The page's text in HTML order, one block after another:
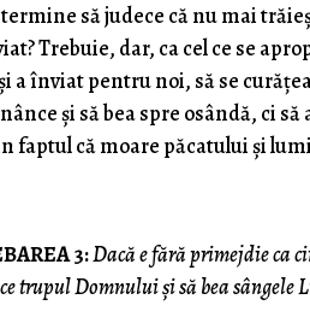
să judece că nu mai
Trebuie, dar, ca cel ce se
a înviat pentru noi, să se
şi să bea spre osândă, ci
faptul că moare păcatului şi
3:Dacă e fără primejdie ca
trupul Domnului şi să bea sângele